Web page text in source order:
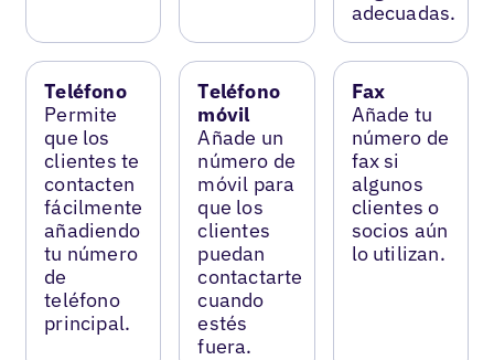
adecuadas.
Teléfono
Permite
que los
clientes te
contacten
fácilmente
añadiendo
tu número
de
teléfono
principal.
Teléfono
móvil
Añade un
número de
móvil para
que los
clientes
puedan
contactarte
cuando
estés
fuera.
Fax
Añade tu
número de
fax si
algunos
clientes o
socios aún
lo utilizan.